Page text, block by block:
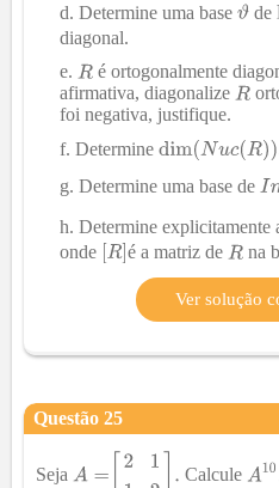
Determine uma base
de
diagonal.
é ortogonalmente
afirmativa, diagonalize
foi negativa, justifique.
Determine
Determine uma base de
Determine explicitamente
onde
é a matriz de na
Ver solução
Questão 25
Seja Calcule